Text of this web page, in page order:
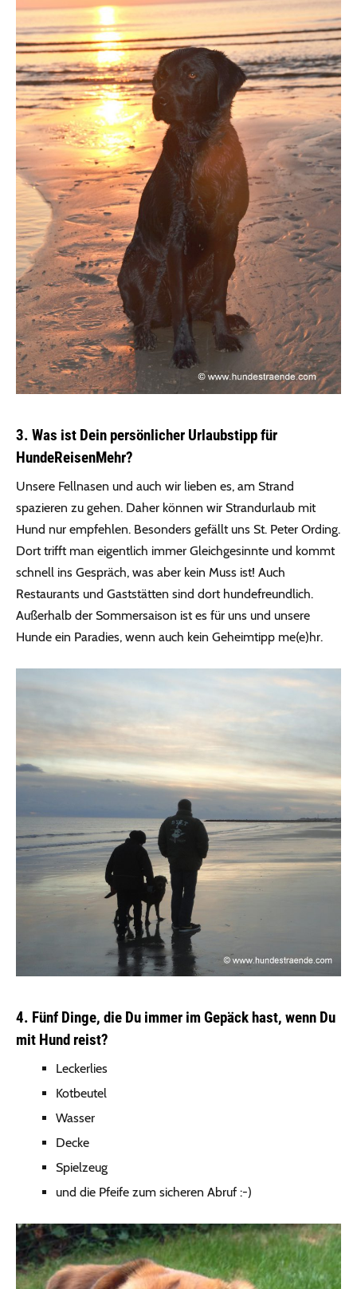
3. Was ist Dein persönlicher Urlaubstipp für
HundeReisenMehr?
Unsere Fellnasen und auch wir lieben es, am Strand
spazieren zu gehen. Daher können wir Strandurlaub mit
Hund nur empfehlen. Besonders gefällt uns St. Peter Ording.
Dort trifft man eigentlich immer Gleichgesinnte und kommt
schnell ins Gespräch, was aber kein Muss ist! Auch
Restaurants und Gaststätten sind dort hundefreundlich.
Außerhalb der Sommersaison ist es für uns und unsere
Hunde ein Paradies, wenn auch kein Geheimtipp me(e)hr.
4. Fünf Dinge, die Du immer im Gepäck hast, wenn Du
mit Hund reist?
Leckerlies
Kotbeutel
Wasser
Decke
Spielzeug
und die Pfeife zum sicheren Abruf :-)